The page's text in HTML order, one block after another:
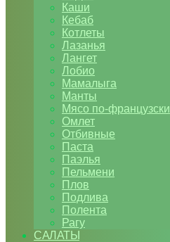
Каши
Кебаб
Котлеты
Лазанья
Лангет
Лобио
Мамалыга
Манты
Мясо по-французски
Омлет
Отбивные
Паста
Паэлья
Пельмени
Плов
Подлива
Полента
Рагу
САЛАТЫ